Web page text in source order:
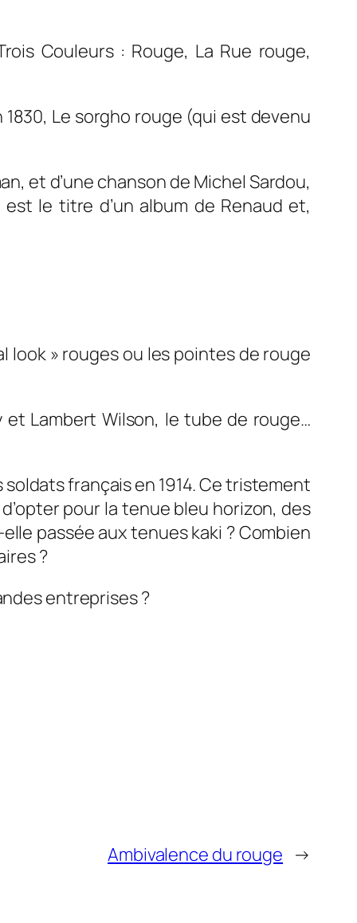
Couleurs : Rouge, La Rue rouge,
Le sorgho rouge (qui est devenu
et d’une chanson de Michel Sardou,
le titre d’un album de Renaud et,
» rouges ou les pointes de rouge
et Lambert Wilson, le tube de rouge…
français en 1914. Ce tristement
pour la tenue bleu horizon, des
passée aux tenues kaki ? Combien
?
entreprises ?
Ambivalence du rouge →